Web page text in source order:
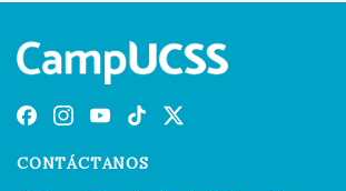
CONTÁCTANOS